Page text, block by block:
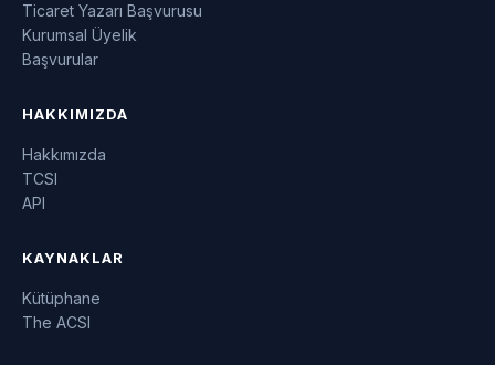
Ticaret Yazarı Başvurusu
Kurumsal Üyelik
Başvurular
HAKKIMIZDA
Hakkımızda
TCSI
API
KAYNAKLAR
Kütüphane
The ACSI